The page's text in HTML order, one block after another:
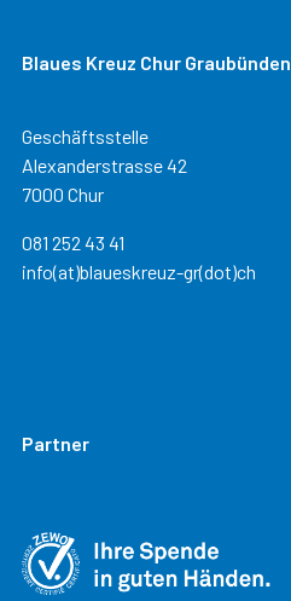
Blaues Kreuz Chur Graubünden
Geschäftsstelle
Alexanderstrasse 42
7000 Chur
081 252 43 41
info(at)blaueskreuz-gr(dot)ch
Partner